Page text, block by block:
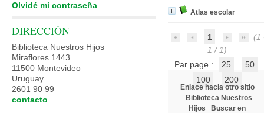
Atlas escolar
1
(1
1 / 1)
Par page :
25
50
100
200
Enlace hacia otro sitio
Biblioteca Nuestros
Hijos
Buscar en
Olvidé mi contraseña
DIRECCIÓN
Biblioteca Nuestros Hijos
Miraflores 1443
11500 Montevideo
Uruguay
2601 90 99
contacto